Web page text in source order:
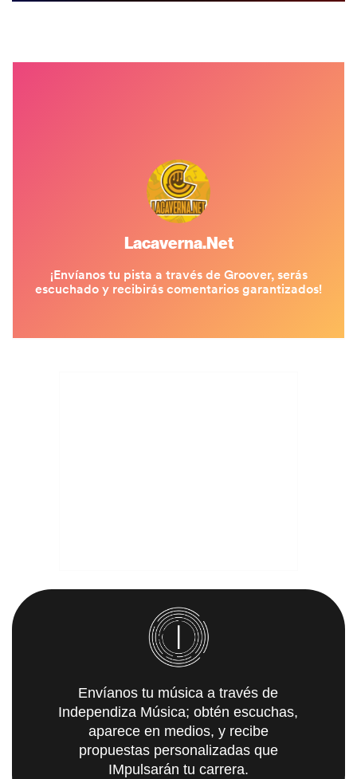
Envíanos tu música a través de
Independiza Música; obtén escuchas,
aparece en medios, y recibe
propuestas personalizadas que
IMpulsarán tu carrera.